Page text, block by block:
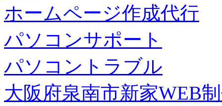
ホームページ作成代行
パソコンサポート
パソコントラブル
大阪府泉南市新家WEB